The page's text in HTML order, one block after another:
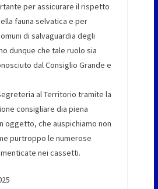
per assicurare il rispetto
fauna selvatica e per
di salvaguardia degli
dunque che tale ruolo sia
dal Consiglio Grande e
al Territorio tramite la
consigliare dia piena
oggetto, che auspichiamo non
purtroppo le numerose
nei cassetti.